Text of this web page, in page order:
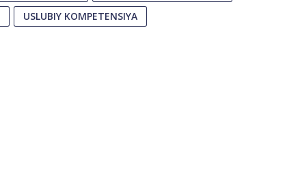
USLUBIY KOMPETENSIYA